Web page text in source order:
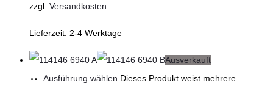
zzgl. Versandkosten
Lieferzeit: 2-4 Werktage
Ausverkauft
Ausführung wählen Dieses Produkt weist mehrere